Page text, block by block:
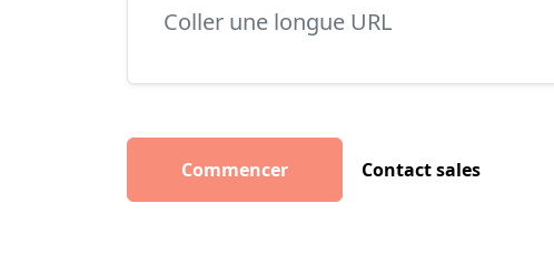
Commencer Contact sales